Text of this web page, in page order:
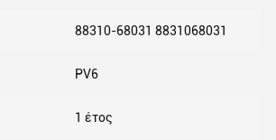
88310-68031 8831068031
PV6
1 έτος